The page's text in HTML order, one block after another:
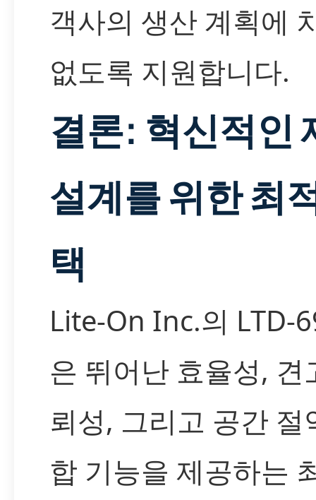
객사의 생산 계획에
없도록 지원합니다.
결론: 혁신적인
설계를 위한 최
택
Lite-On Inc.의 LTD-
은 뛰어난 효율성, 견
뢰성, 그리고 공간 절
합 기능을 제공하는